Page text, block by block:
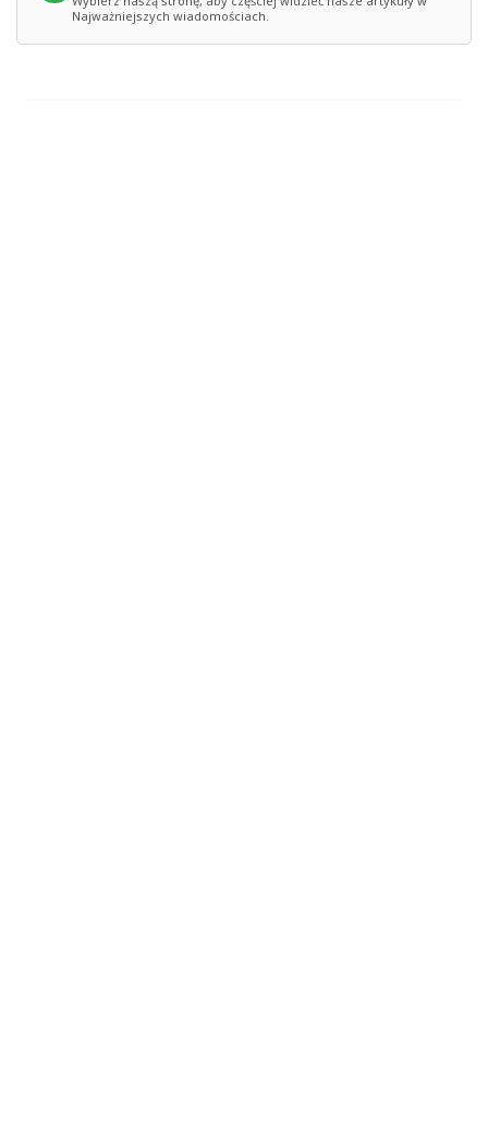
Najważniejszych wiadomościach.